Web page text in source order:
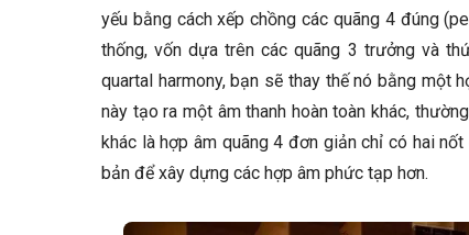
yếu bằng cách xếp chồng các quãng 4 đúng
thống, vốn dựa trên các quãng 3 trưởng và
quartal harmony, bạn sẽ thay thế nó bằng một
này tạo ra một âm thanh hoàn toàn khác,
khác là hợp âm quãng 4 đơn giản chỉ có hai
bản để xây dựng các hợp âm phức tạp hơn.